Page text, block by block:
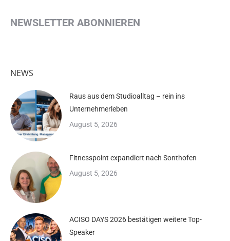
NEWSLETTER ABONNIEREN
NEWS
Raus aus dem Studioalltag – rein ins
Unternehmerleben
August 5, 2026
Fitnesspoint expandiert nach Sonthofen
August 5, 2026
ACISO DAYS 2026 bestätigen weitere Top-
Speaker